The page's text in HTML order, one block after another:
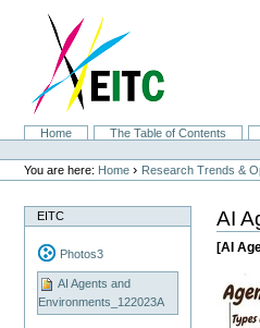
navigation
SectionsHome The Table of Contents
Personal
tools
You are here: Home › Research Trends &
EITC
Photos3
AI Agents and
Environments_122023A
AI
[AI